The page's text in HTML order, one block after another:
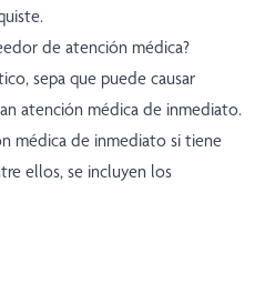
de atención médica?
sepa que puede causar
atención médica de inmediato.
médica de inmediato si tiene
ellos, se incluyen los